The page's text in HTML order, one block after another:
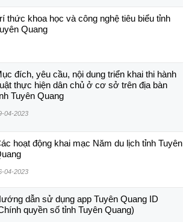
thức khoa học và công nghệ tiêu biểu tỉnh
Quang
đích, yêu cầu, nội dung triển khai thi hành
thực hiện dân chủ ở cơ sở trên địa bàn
Tuyên Quang
04-2023
hoạt động khai mạc Năm du lịch tỉnh Tuyên
04-2023
dẫn sử dụng app Tuyên Quang ID
quyền số tỉnh Tuyên Quang)